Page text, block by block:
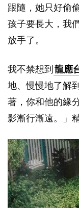
跟隨，她只好偷
孩子要長大，我
放手了。
我不禁想到 龍應
地、慢慢地了解
著，你和他的緣
影漸行漸遠。」